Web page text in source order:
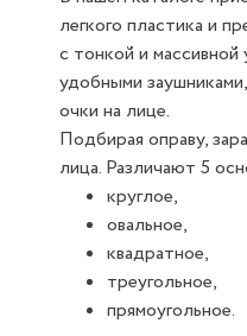
легкого пластика и
с тонкой и
удобными
очки на лице.
Подбирая оправу,
лица. Различают 5
круглое,
овальное,
квадратное,
треугольное,
прямоугольное.